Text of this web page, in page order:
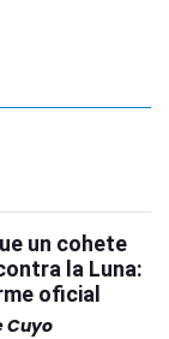
un cohete
la Luna:
oficial
Cuyo